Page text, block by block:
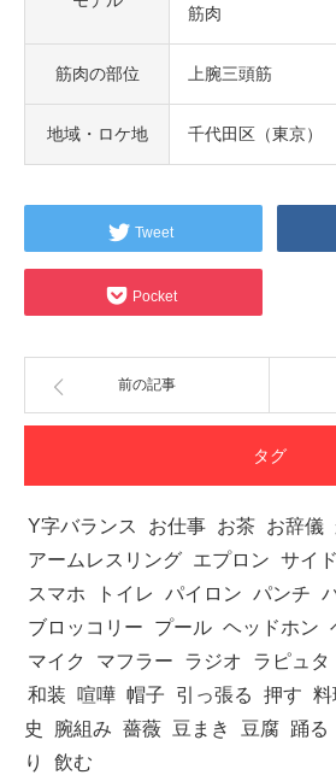
筋肉
筋肉の部位 上腕三頭筋
地域・ロケ地 千代田区（東京）
Tweet
Pocket
前の記事
タグ
Y字バランス お仕事 お茶 お辞儀
アームレスリング エプロン サイ
スマホ
トイレ パイロン パンチ
ブロッコリー
プール ヘッドホン
マイク
マフラー ラジオ ラピュタ
和装
喧嘩 帽子 引っ張る 押す 料
史
腕組み 薔薇 豆まき 豆腐 踊る
り
飲む